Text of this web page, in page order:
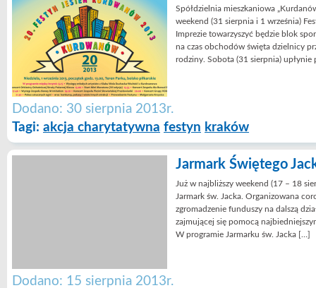
Spółdzielnia mieszkaniowa
weekend (31 sierpnia i 1 września)
Imprezie towarzyszyć będzie blok
na czas obchodów święta dzielnicy
rodziny. Sobota (31 sierpnia)
Dodano: 30 sierpnia 2013r.
Tagi: akcja charytatywna festyn kraków
Jarmark Świętego
Już w najbliższy weekend (17 – 18
Jarmark św. Jacka. Organizowana
zgromadzenie funduszy na dalszą
zajmującej się pomocą
W programie Jarmarku św. Jacka […]
Dodano: 15 sierpnia 2013r.